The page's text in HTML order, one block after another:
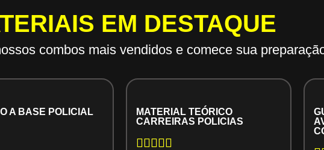
EM DESTAQUE
combos mais vendidos e comece sua
A BASE POLICIAL
MATERIAL TEÓRICO
CARREIRAS POLICIAS